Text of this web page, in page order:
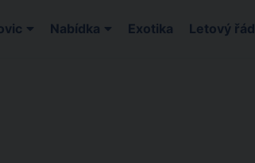
Nabídka Exotika Letový řád